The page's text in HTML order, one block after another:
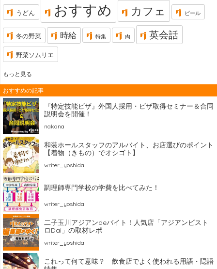
うどん おすすめ カフェ ビール
冬の野菜 時給 特集 肉 英会話
野菜ソムリエ
もっと見る
おすすめの記事
『特定技能ビザ』外国人採用・ビザ取得セミナー＆合同
説明会を開催！
nakana
和装ホールスタッフのアルバイト、お店選びのポイント
【着物（きもの）でオシゴト】
writer_yoshida
調理師専門学校の学費を比べてみた！
writer_yoshida
二子玉川アジアンdeバイト！人気店「アジアンビスト
ロDai」の取材レポ
writer_yoshida
これって何て意味？ 飲食店でよく使われる用語・隠語